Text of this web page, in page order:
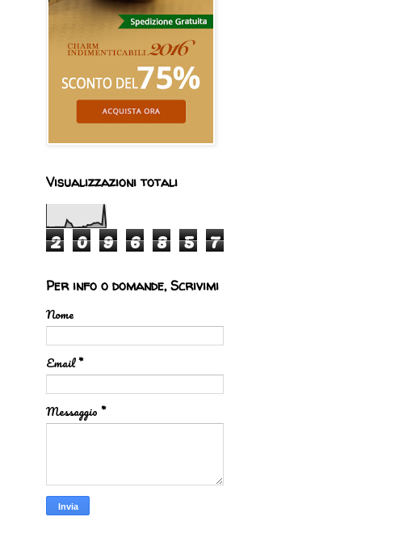
Visualizzazioni totali
2 0 9 6 8 5 7
Per info o domande, Scrivimi
Nome
Email*
Messaggio *